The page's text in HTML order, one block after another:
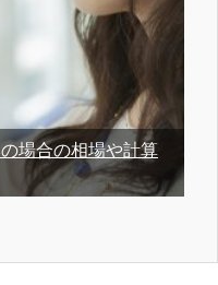
場合の相場や計算